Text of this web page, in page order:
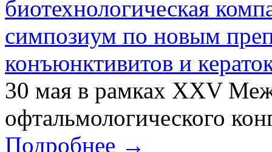
биотехнологическая
симпозиум по новым
конъюнктивитов и
30 мая в рамках XXV
офтальмологического
Подробнее →